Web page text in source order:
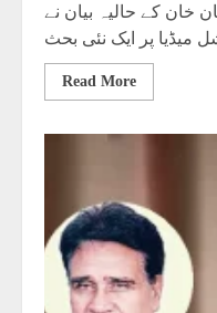
خان کے حالیہ بیان نے
Read More